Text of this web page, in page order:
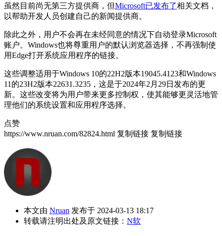
虽然目前尚无第三方提供商，但Microsoft已发布了相关文档，
以帮助开发人员创建自己的新闻提供商。
除此之外，用户不会再在未经同意的情况下自动登录Microsoft
账户。Windows也将尊重用户的默认浏览器选择，不再强制使
用Edge打开系统应用程序的链接。
这些调整适用于Windows 10的22H2版本19045.4123和Windows
11的23H2版本22631.3235，这是于2024年2月29日发布的更
新。这些改变将为用户带来更多控制权，使其能够更灵活地管
理他们的系统设置和应用程序选择。
点赞
https://www.nruan.com/82824.html 复制链接 复制链接
本文由 Nruan 发布于 2024-03-13 18:17
转载请注明出处及原文链接： N软